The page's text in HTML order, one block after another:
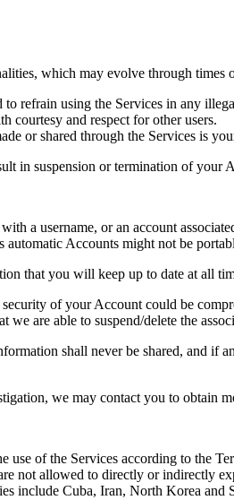
which may evolve through times
to refrain using the Services in any
courtesy and respect for other users.
or shared through the Services is
in suspension or termination of your
a username, or an account
automatic Accounts might not be
that you will keep up to date at all
of your Account could be
we are able to suspend/delete the
shall never be shared, and
we may contact you to obtain
use of the Services according to
not allowed to directly or indirectly
include Cuba, Iran, North Korea and